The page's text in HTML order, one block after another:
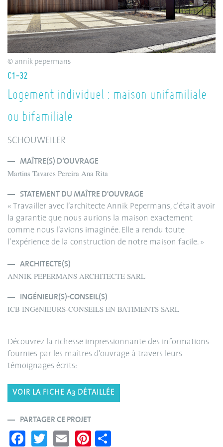
C1-32
Logement individuel : maison unifamiliale
ou bifamiliale
SCHOUWEILER
MAÎTRE(S) D’OUVRAGE
Martins Tavares Pereira Ana Rita
STATEMENT DU MAÎTRE D'OUVRAGE
« Travailler avec l’architecte Annik Pepermans, c’était avoir
la garantie que nous aurions la maison exactement
comme nous l’avions imaginée. Elle a rendu toute
l’expérience de la construction de notre maison facile. »
ARCHITECTE(S)
ANNIK PEPERMANS ARCHITECTE SARL
INGÉNIEUR(S)-CONSEIL(S)
ICB INGéNIEURS-CONSEILS EN BATIMENTS SARL
Découvrez la richesse impressionnante des informations
fournies par les maîtres d'ouvrage à travers leurs
témoignages écrits:
VOIR LA FICHE A3 DÉTAILLÉE
PARTAGER CE PROJET
Fa T E Pi
© annik pepermans